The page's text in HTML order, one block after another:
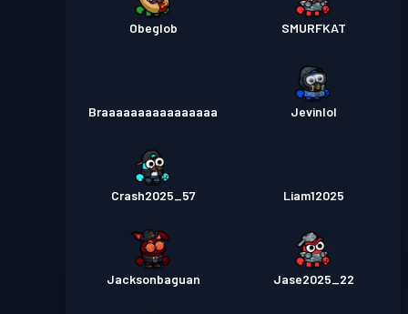
Obeglob SMURFKAT
Braaaaaaaaaaaaaaaa Jevinlol
Crash2025_57 Liam12025
Jacksonbaguan Jase2025_22